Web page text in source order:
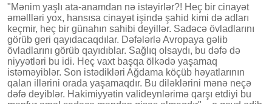
"Mənim yaşlı ata-anamdan nə istəyirlər?! Heç bir cinayət
əməllləri yox, hansısa cinayət işində şahid kimi də adları
keçmir, heç bir günahın sahibi deyillər. Sadəcə övladlarını
görüb geri qayıdacaqdılar. Dəfələrlə Avropaya gəlib
övladlarını görüb qayıdıblar. Sağlıq olsaydı, bu dəfə də
niyyətləri bu idi. Heç vaxt başqa ölkədə yaşamaq
istəməyiblər. Son istədikləri Ağdama köçüb həyatlarının
qalan illərini orada yaşamaqdır. Bu diləklərini mənə neçə
dəfə deyiblər. Hakimiyyətin valideynlərimə qarşı etdiyi bu